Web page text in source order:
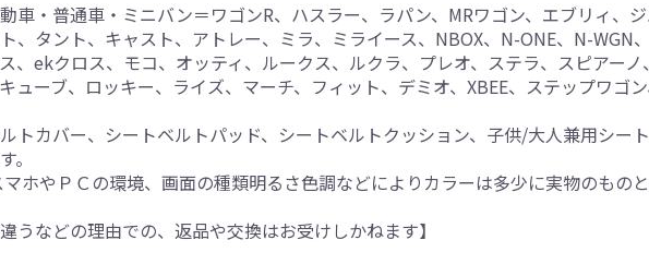
車・普通車・ミニバン＝ワゴンR、ハスラー、ラパン、MRワゴン、エブリィ、ジ
、タント、キャスト、アトレー、ミラ、ミライース、NBOX、N-ONE、N-WGN
、ekクロス、モコ、オッティ、ルークス、ルクラ、プレオ、ステラ、スピアーノ
ューブ、ロッキー、ライズ、マーチ、フィット、デミオ、XBEE、ステップワゴ
トカバー、シートベルトパッド、シートベルトクッション、子供/大人兼用シー
。
ホやＰＣの環境、画面の種類明るさ色調などによりカラーは多少に実物のもの
うなどの理由での、返品や交換はお受けしかねます】